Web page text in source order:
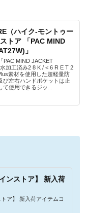
（ハイク-モントゥー
トア 「PAC MIND
」
PAC MIND JACKET
加工済み2 8 K / < 6 R E T 2
素材を使用した超軽量防
び左右ハンドポケットは止
使用できるジッ...
ンストア】 新入荷
ア】 新入荷アイテムコ